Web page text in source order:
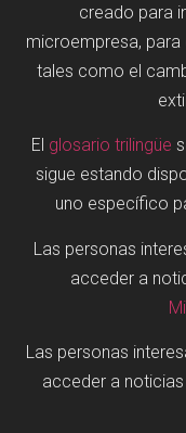
creado para
microempresa,
tales como el
El glosario trilingüe
sigue estando
uno específico
Las personas
acceder a
Las personas
acceder a